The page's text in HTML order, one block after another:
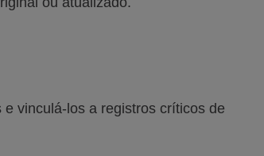
vinculá-los a registros críticos de